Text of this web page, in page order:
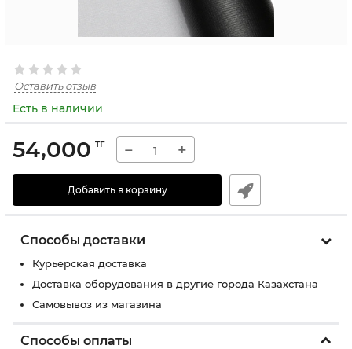
Оставить отзыв
Есть в наличии
54,000 тг − +
Добавить в корзину
Способы доставки
Курьерская доставка
Доставка оборудования в другие города Казахстана
Самовывоз из магазина
Способы оплаты